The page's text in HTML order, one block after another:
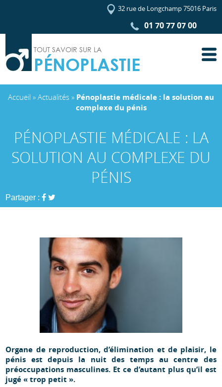
32 rue de Longchamp 75016 Paris
01 70 77 07 00
TOUT SAVOIR SUR LA
PÉNOPLASTIE
Accueil » Actualités » Pénoplastie médicale : la solution au
complexe du pénis
PÉNOPLASTIE MÉDICALE : LA
SOLUTION AU COMPLEXE DU
PÉNIS
Partager :
Organe de reproduction, d’élimination et de plaisir, le
pénis est depuis la nuit des temps au centre des
préoccupations masculines. Et ce d’autant plus qu’il est
jugé « trop petit ».